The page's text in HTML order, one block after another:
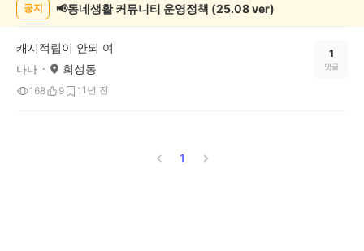
게
공지 📢동네생활 커뮤니티 운영정책 (25.08 ver)
캐시적립이 안되 여
나나 회성동
168 9 1 1년 전
1
댓글
1